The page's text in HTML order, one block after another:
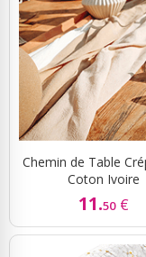
Chemin de Table
Coton Ivoire
11.50 €